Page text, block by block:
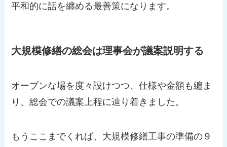
平和的に話を纏める最善策になります。
大規模修繕の総会は理事会が議案説明する
オープンな場を度々設けつつ、仕様や金額も纏ま
り、総会での議案上程に辿り着きました。
もうここまでくれば、大規模修繕工事の準備の９